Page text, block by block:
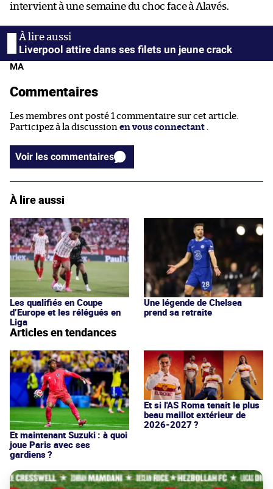
intervient à une semaine du choc face à Alavés.
Liverpool attire dans ses filets un jeune crack
MA
Commentaires
Les membres ont posté 1 commentaire sur cet article.
Participez à la discussion en vous connectant
Voir les commentaires
À lire aussi
Les qualifiés en Coupe
d’Europe et les rélégués en
Liga
Une légende de Chelsea
prend sa retraite
Articles en tendances
Et maintenant Suzuki : à quoi
joue Paris avec ses
gardiens ?
Et si l'AS Roma tenait le plus
beau maillot extérieur de
2026-2027 ?